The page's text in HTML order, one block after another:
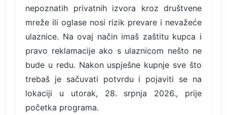
nepoznatih privatnih izvora kroz društvene
mreže ili oglase nosi rizik prevare i nevažeće
ulaznice. Na ovaj način imaš zaštitu kupca i
pravo reklamacije ako s ulaznicom nešto ne
bude u redu. Nakon uspješne kupnje sve što
trebaš je sačuvati potvrdu i pojaviti se na
lokaciji u utorak, 28. srpnja 2026., prije
početka programa.